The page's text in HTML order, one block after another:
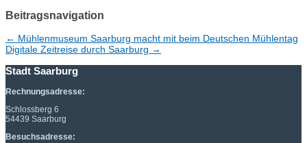
Beitragsnavigation
← Mühlenmuseum Saarburg macht mit beim Deutschen Mühlentag
Digitale Zeitreise durch Saarburg →
Stadt Saarburg
Rechnungsadresse:
Schlossberg 6
54439 Saarburg
Besuchsadresse: